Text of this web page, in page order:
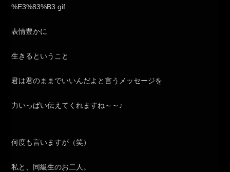
表情豊かに
生きるということ
君は君のままでいいんだよと言うメッセージを
力いっぱい伝えてくれますね～～♪
何度も言いますが（笑）
私と、同級生のお二人。